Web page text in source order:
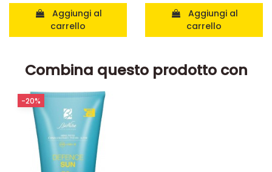
carrello
carrello
Combina questo prodotto con
-20%